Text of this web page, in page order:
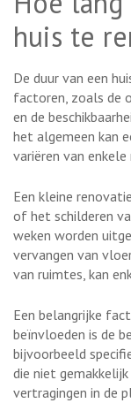
huis te
De duur van een
factoren, zoals de
en de
het algemeen kan
variëren van
Een kleine
of het schilderen
weken worden
vervangen van
van ruimtes, kan
Een belangrijke
beïnvloeden is de
bijvoorbeeld
die niet
vertragingen in de